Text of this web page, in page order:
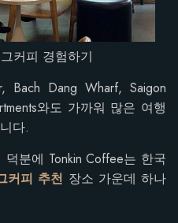
커피 경험하기
Bach Dang Wharf, Saigon
와도 가까워 많은 여행
다.
분에 Tonkin Coffee는 한국
커피 추천 장소 가운데 하나